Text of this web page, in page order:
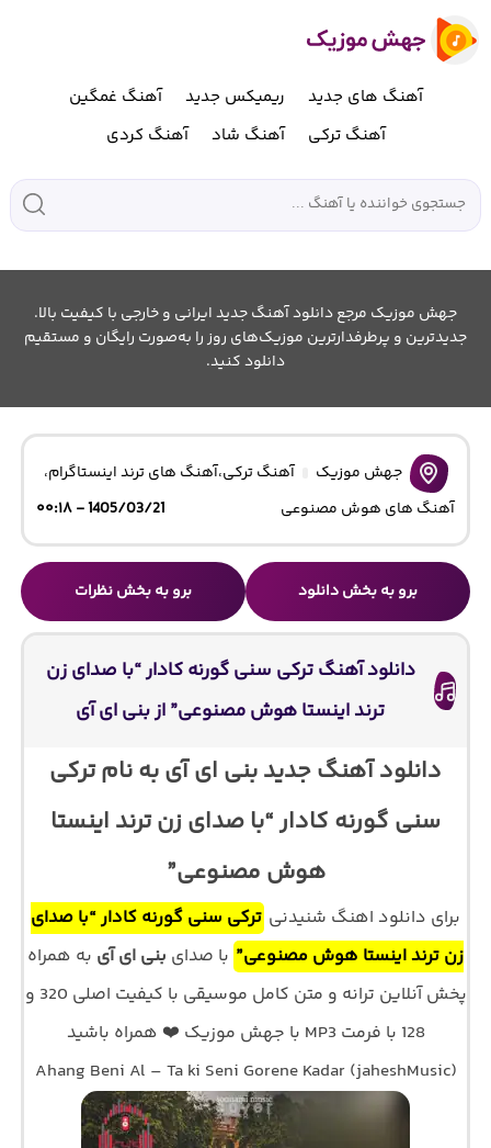
آهنگ های جدید ریمیکس جدید
آهنگ غمگین
آهنگ ترکی
آهنگ شاد آهنگ کردی
جهش موزیک مرجع دانلود آهنگ جدید ایرانی و خارجی با کیفیت بالا.
جدیدترین و پرطرفدارترین موزیک‌های روز را به‌صورت رایگان و مستقیم
دانلود کنید.
جهش موزیک آهنگ ترکی،آهنگ های ترند اینستاگرام،
آهنگ های هوش مصنوعی
1405/03/21 - ۰۰:۱۸
برو به بخش دانلود برو به بخش نظرات
دانلود آهنگ ترکی سنی گورنه کادار “با صدای زن
ترند اینستا هوش مصنوعی” از بنی ای آی
دانلود آهنگ جدید بنی ای آی به نام ترکی
سنی گورنه کادار “با صدای زن ترند اینستا
هوش مصنوعی”
برای دانلود اهنگ شنیدنی ترکی سنی گورنه کادار “با صدای
زن ترند اینستا هوش مصنوعی” با صدای بنی ای آی به همراه
پخش آنلاین ترانه و متن کامل موسیقی با کیفیت اصلی 320 و
128 با فرمت MP3 با جهش موزیک ❤️ همراه باشید
Ahang Beni Al – Ta ki Seni Gorene Kadar (jaheshMusic)